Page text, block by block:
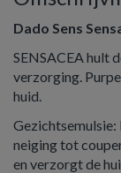
Dado Sens
SENSACEA hult
verzorging.
huid.
neiging tot
en verzorgt de